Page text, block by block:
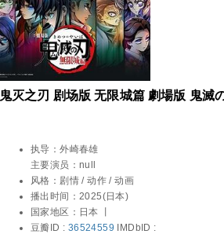
鬼灭之刃 剧场版 无限城篇 劇場版 鬼滅
执导：外崎春雄
主要演员： null
风格： 剧情 / 动作 / 动画
播出时间： 2025(日本)
国家地区： 日本 丨
豆瓣ID : 36524559 IMDbID :